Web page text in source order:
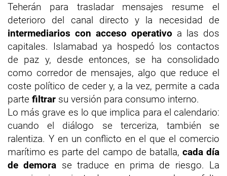
Teherán para trasladar mensajes resume el
deterioro del canal directo y la necesidad de
intermediarios con acceso operativo a las dos
capitales. Islamabad ya hospedó los contactos
de paz y, desde entonces, se ha consolidado
como corredor de mensajes, algo que reduce el
coste político de ceder y, a la vez, permite a cada
parte filtrar su versión para consumo interno.
Lo más grave es lo que implica para el calendario:
cuando el diálogo se terceriza, también se
ralentiza. Y en un conflicto en el que el comercio
marítimo es parte del campo de batalla, cada día
de demora se traduce en prima de riesgo. La